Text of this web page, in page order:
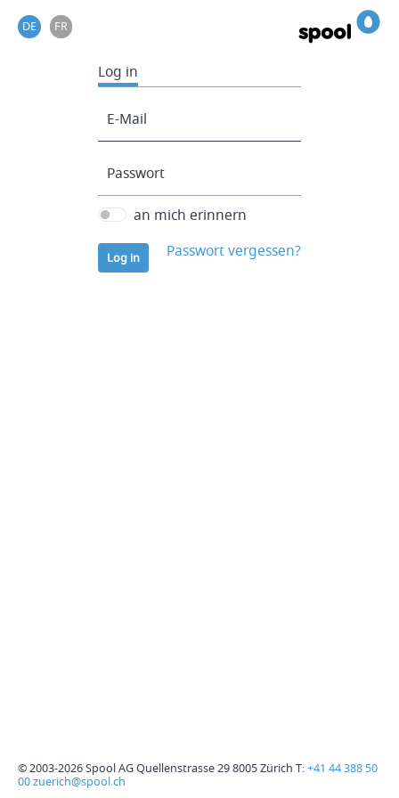
DE FR
Log in
E-Mail
Passwort
an mich erinnern
Log in Passwort vergessen?
© 2003-2026 Spool AG Quellenstrasse 29 8005 Zürich T:+41 44 388 50
00zuerich@spool.ch